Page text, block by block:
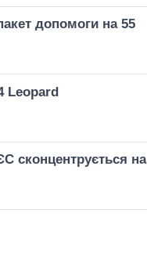
допомоги на 55
Leopard
сконцентрується на